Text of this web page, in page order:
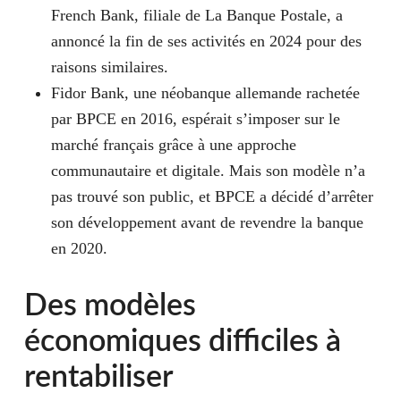
French Bank, filiale de La Banque Postale, a
annoncé la fin de ses activités en 2024 pour des
raisons similaires.
Fidor Bank, une néobanque allemande rachetée
par BPCE en 2016, espérait s’imposer sur le
marché français grâce à une approche
communautaire et digitale. Mais son modèle n’a
pas trouvé son public, et BPCE a décidé d’arrêter
son développement avant de revendre la banque
en 2020.
Des modèles
économiques difficiles à
rentabiliser